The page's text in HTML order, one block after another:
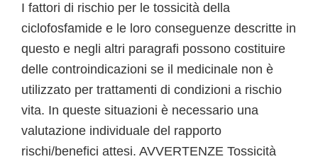
I fattori di rischio per le tossicità della
ciclofosfamide e le loro conseguenze descritte in
questo e negli altri paragrafi possono costituire
delle controindicazioni se il medicinale non è
utilizzato per trattamenti di condizioni a rischio
vita. In queste situazioni è necessario una
valutazione individuale del rapporto
rischi/benefici attesi. AVVERTENZE Tossicità